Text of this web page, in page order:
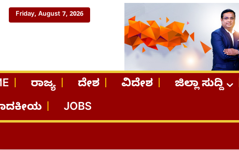
Friday, August 7, 2026
ರಾಜ್ಯ ದೇಶ ವಿದೇಶ ಜಿಲ್ಲಾ ಸುದ್ದಿ
JOBS